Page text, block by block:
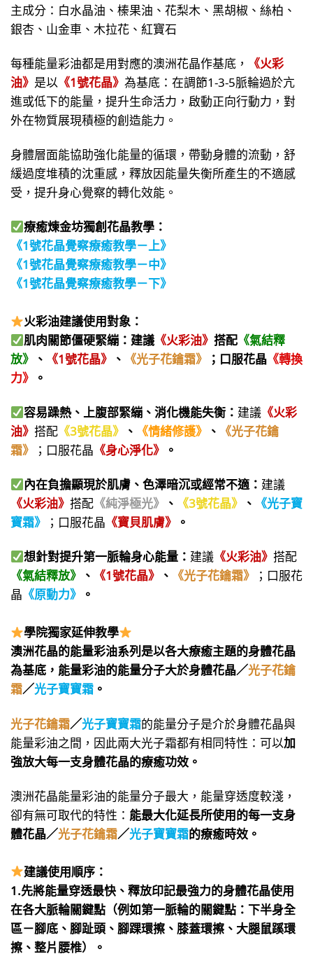
主成分：白水晶油、榛果油、花梨木、黑胡椒、絲柏、
銀杏、山金車、木拉花、紅寶石
每種能量彩油都是用對應的澳洲花晶作基底，
《火彩
油》 是以 《1號花晶》 為基底：在調節1-3-5脈輪過於亢
進或低下的能量，提升生命活力，啟動正向行動力，對
外在物質展現積極的創造能力。
身體層面能協助強化能量的循環，帶動身體的流動，舒
緩過度堆積的沈重感，釋放因能量失衡所產生的不適感
受，提升身心覺察的轉化效能。
療癒煉金坊獨創花晶教學：
《1號花晶覺察療癒教學－上》
《1號花晶覺察療癒教學－中》
《1號花晶覺察療癒教學－下》
火彩油建議使用對象：
肌肉關節僵硬緊繃 ： 建議 《火彩油》搭配 《氣結釋
放》 、 《1號花晶》 、 《光子花鑰霜》 ； 口服花晶 《轉換
力》 。
容易躁熱、上腹部緊繃、消化機能失衡 ： 建議 《火彩
油》 搭配 《3號花晶》 、 《情緒修護》 、 《光子花鑰
霜》
；口服花晶 《身心淨化》 。
內在負擔顯現於肌膚、色澤暗沉或經常不適： 建議
《火彩油》 搭配 《純淨極光》 、 《3號花晶》 、 《光子寶
寶霜》
；口服花晶 《寶貝肌膚》 。
想針對提升第一脈輪身心能量： 建議 《火彩油》搭配
《氣結釋放》 、 《1號花晶》 、 《光子花鑰霜》
；口服花
晶 《原動力》 。
學院獨家延伸教學
澳洲花晶的能量彩油系列是以各大療癒主題的身體花晶
為基底， 能量彩油的能量分子大於身體花晶／光子花鑰
霜／光子寶寶霜 。
光子花鑰霜／光子寶寶霜的能量分子是介於身體花晶與
能量彩油之間，因此兩大光子霜都有相同特性：可以加
強放大每一支身體花晶的療癒功效。
澳洲花晶能量彩油的能量分子最大，能量穿透度較淺，
卻有無可取代的特性： 能最大化延長所使用的每一支身
體花晶／光子花鑰霜／光子寶寶霜的療癒時效。
建議使用順序：
1.先將能量穿透最快、釋放印記最強力的身體花晶使用
在各大脈輪關鍵點（例如第一脈輪的關鍵點：下半身全
區－腳底、腳趾頭、腳踝環擦、膝蓋環擦、大腿鼠蹊環
擦、整片腰椎）。